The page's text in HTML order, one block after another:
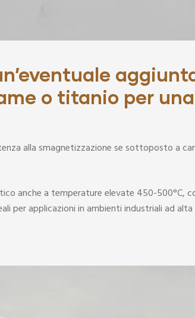
o titanio per una
alla smagnetizzazione se sottoposto a
anche a temperature elevate 450-500°C,
per applicazioni in ambienti industriali ad alta